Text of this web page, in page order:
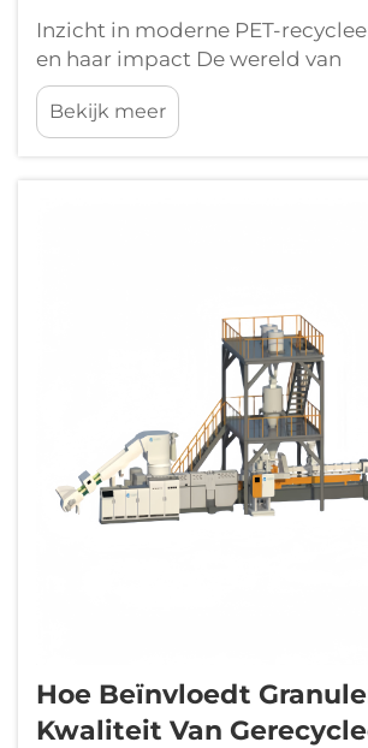
Inzicht in moderne PET-
en haar impact De wereld van
kunststofrecycling is de
sterk geëvolueerd, waarbij PET-
recycleermachines aan de
Bekijk meer
Hoe Beïnvloedt
Kwaliteit Van